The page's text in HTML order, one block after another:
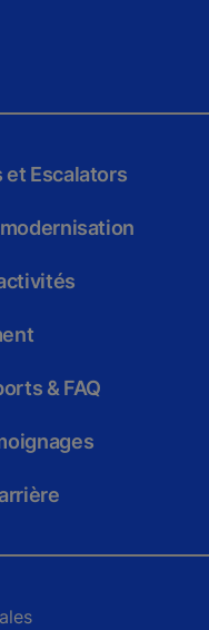
et Escalators
& FAQ